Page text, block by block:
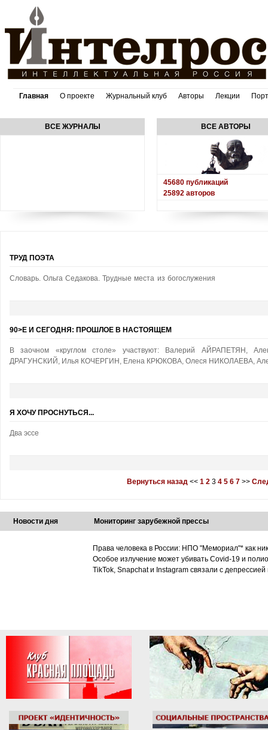
Главная О проекте Журнальный клуб Авторы Лекции
ВСЕ ЖУРНАЛЫ ВСЕ АВТОРЫ
45680 публикаций
25892 авторов
ТРУД ПОЭТА
Словарь. Ольга Седакова. Трудные места из богослужения
90>Е И СЕГОДНЯ: ПРОШЛОЕ В НАСТОЯЩЕМ
В заочном «круглом столе» участвуют: Валерий АЙРАПЕТЯН,
ДРАГУНСКИЙ, Илья КОЧЕРГИН, Елена КРЮКОВА, Олеся НИКОЛАЕВА,
Я ХОЧУ ПРОСНУТЬСЯ...
Два эссе
Вернуться назад << 1 2 3 4 5 6 7 >>
Новости дня Мониторинг зарубежной прессы
Права человека в России: НПО "Мемориал"* как
Особое излучение может убивать Covid-19 и
TikTok, Snapchat и Instagram связали с